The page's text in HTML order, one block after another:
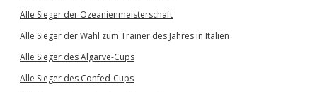
Alle Sieger der Ozeanienmeisterschaft
Alle Sieger der Wahl zum Trainer des Jahres in Italien
Alle Sieger des Algarve-Cups
Alle Sieger des Confed-Cups